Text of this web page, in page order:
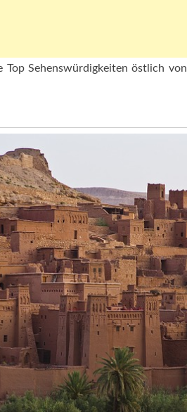
Top Sehenswürdigkeiten östlich